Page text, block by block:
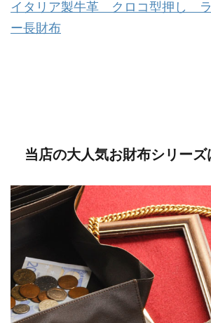
イタリア製牛革 クロコ型押し
ー長財布
当店の大人気お財布シリーズ